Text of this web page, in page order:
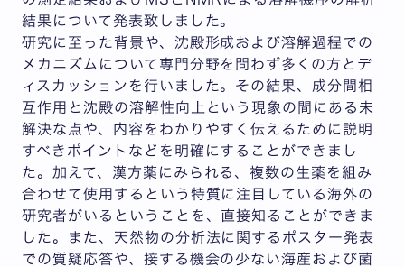
結果について発表致しました。
研究に至った背景や、沈殿形成および溶解過程での
メカニズムについて専門分野を問わず多くの方とデ
ィスカッションを行いました。その結果、成分間相
互作用と沈殿の溶解性向上という現象の間にある未
解決な点や、内容をわかりやすく伝えるために説明
すべきポイントなどを明確にすることができまし
た。加えて、漢方薬にみられる、複数の生薬を組み
合わせて使用するという特質に注目している海外の
研究者がいるということを、直接知ることができま
した。また、天然物の分析法に関するポスター発表
での質疑応答や、接する機会の少ない海産および菌